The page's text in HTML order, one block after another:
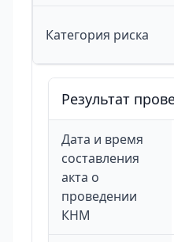
Категория риска
Результат
Дата и время
составления
акта о
проведении
КНМ